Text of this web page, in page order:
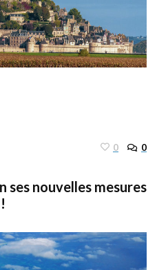
0 0
ses nouvelles mesures
!